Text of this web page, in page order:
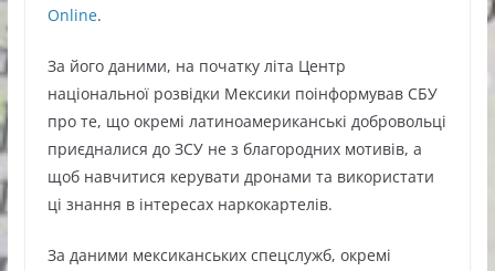
Online.
За його даними, на початку літа Центр
національної розвідки Мексики поінформував СБУ
про те, що окремі латиноамериканські добровольці
приєдналися до ЗСУ не з благородних мотивів, а
щоб навчитися керувати дронами та використати
ці знання в інтересах наркокартелів.
За даними мексиканських спецслужб, окремі